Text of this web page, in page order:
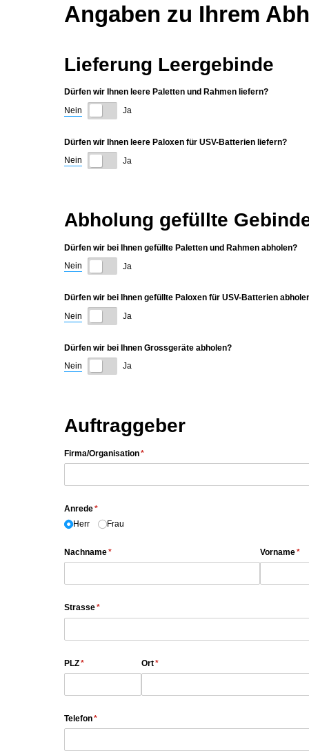
Angaben zu Ihrem
Lieferung Leergebinde
Dürfen wir Ihnen leere Paletten und Rahmen liefern?
Nein
Ja
Dürfen wir Ihnen leere Paloxen für USV-Batterien liefern?
Nein
Ja
Abholung gefüllte
Dürfen wir bei Ihnen gefüllte Paletten und Rahmen abholen?
Nein
Ja
Dürfen wir bei Ihnen gefüllte Paloxen für USV-Batterien
Nein
Ja
Dürfen wir bei Ihnen Grossgeräte abholen?
Nein
Ja
Auftraggeber
Firma/​Organisation*
(erforderlich)
Anrede*
(erforderlich)
Herr
Frau
Nachname*
(erforderlich) Vorname*
Strasse*
(erforderlich)
PLZ*
(erforderlich) Ort*
(erforderlich)
Telefon*
(erforderlich)